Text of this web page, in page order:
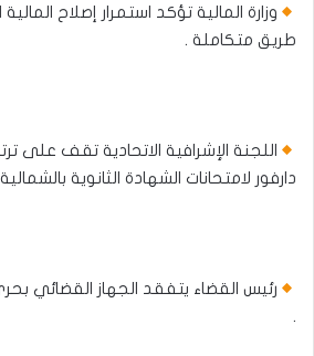
وزارة المالية تؤكد استمرار إصلاح
طريق متكاملة .
اللجنة الإشرافية الاتحادية تقف على
دارفور لامتحانات الشهادة الثانوية
رئيس القضاء يتفقد الجهاز القضائي
.